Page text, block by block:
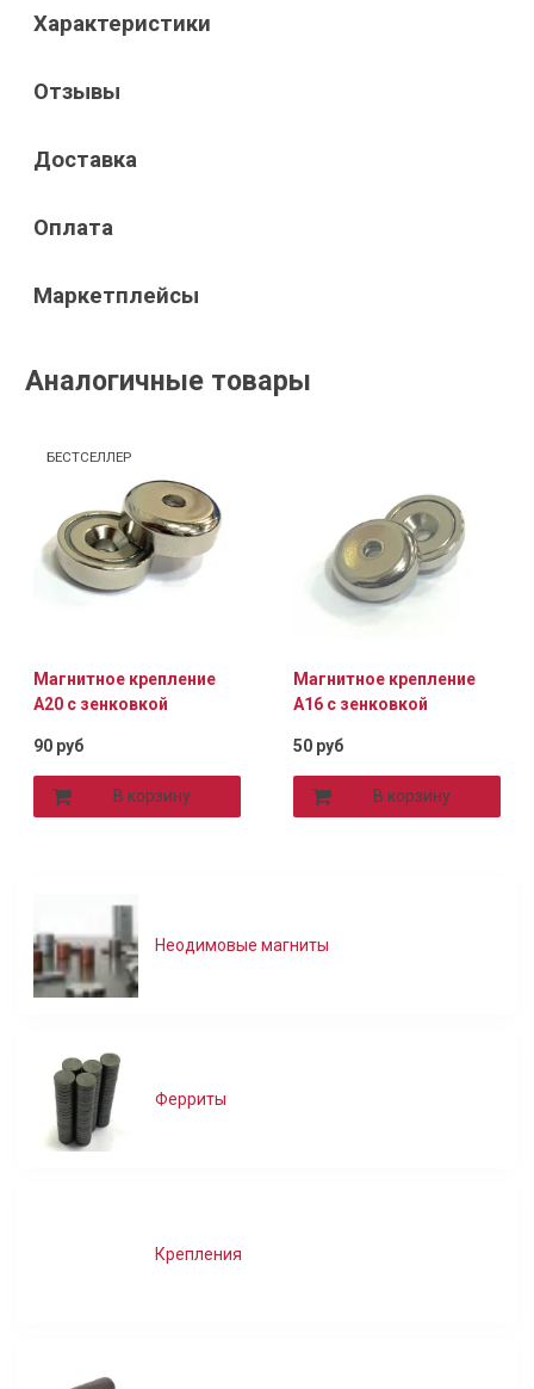
Характеристики
Отзывы
Доставка
Оплата
Маркетплейсы
Аналогичные товары
БЕСТСЕЛЛЕР
Магнитное крепление
A20 с зенковкой
90 руб
В корзину
Магнитное крепление
A16 с зенковкой
50 руб
В корзину
Неодимовые магниты
Ферриты
Крепления